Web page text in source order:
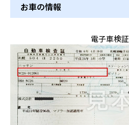
お車の情報
電子車検証